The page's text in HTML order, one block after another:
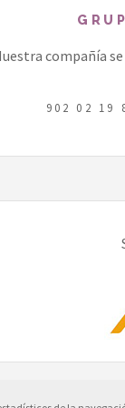
compañía
902 02 19